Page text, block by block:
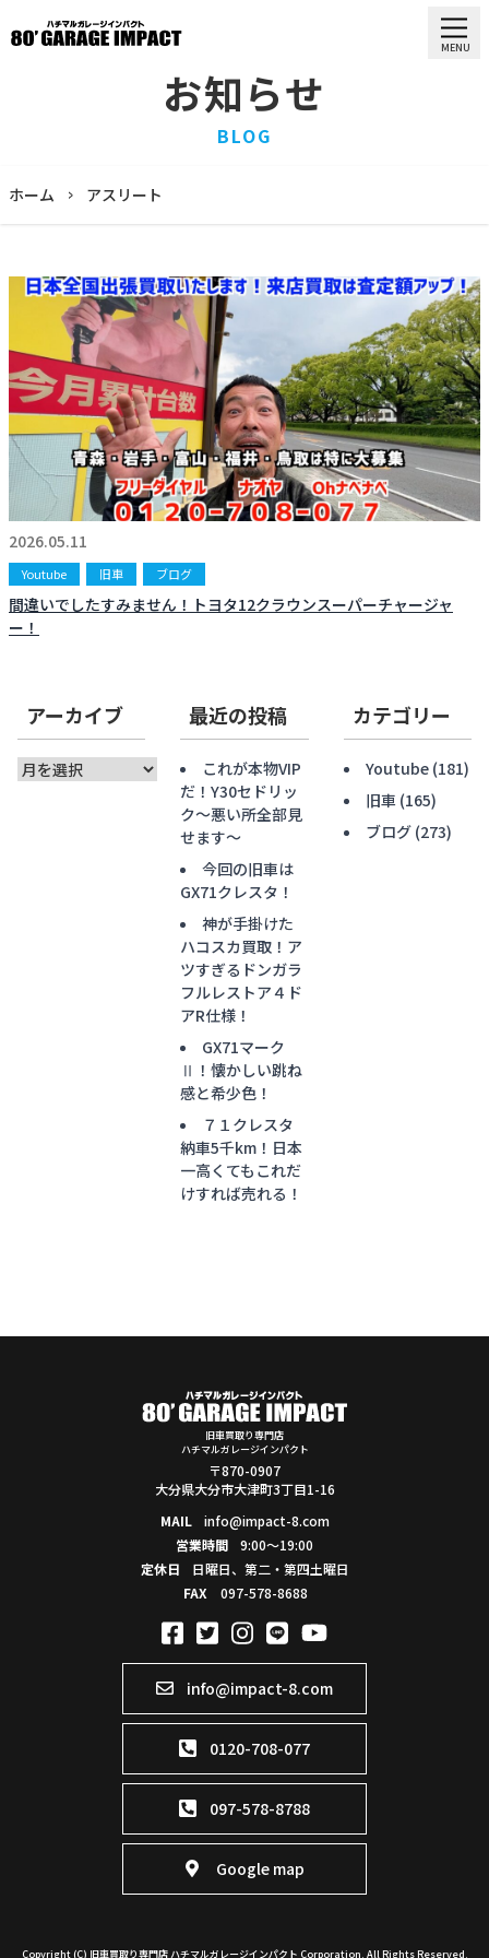
MENU
HOME
ホーム
RECRUIT
求人情報
STAFF
スタッフ
COMPANY
会社概要
BLOG
お知らせ
お知らせ
BLOG
ホーム アスリート
2026.05.11
Youtube 旧車 ブログ
間違いでしたすみません！トヨタ12クラウンスーパーチャージャ
ー！
アーカイブ
ア
最近の投稿
これが本物VIP
だ！Y30セドリッ
ク〜悪い所全部見
せます〜
今回の旧車は
GX71クレスタ！
神が手掛けた
ハコスカ買取！ア
ツすぎるドンガラ
フルレストア４ド
アR仕様！
GX71マーク
Ⅱ！懐かしい跳ね
感と希少色！
７１クレスタ
納車5千km！日本
一高くてもこれだ
けすれば売れる！
カテゴリー
Youtube(181)
旧車 (165)
ブログ(273)
旧車買取り専門店
ハチマルガレージインパクト
〒870-0907
大分県大分市大津町3丁目1-16
MAIL
info@impact-8.com
営業時間
9:00～19:00
定休日
日曜日、第二・第四土曜日
FAX
097-578-8688
info@impact-8.com
0120-708-077
097-578-8788
Google map
Copyright (C) 旧車買取り専門店 ハチマルガレージインパクト Corporation. All Rights Reserved.